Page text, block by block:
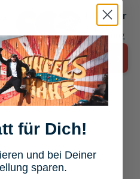
145 Rider
⭐ 4.8 ⌀
Bewertung
Jetzt chatten
für Dich!
und bei Deiner
sparen.